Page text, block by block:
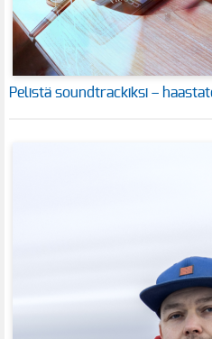
Pelistä soundtrackiksi –